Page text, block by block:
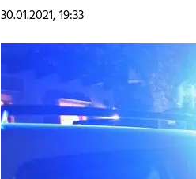
30.01.2021, 19:33